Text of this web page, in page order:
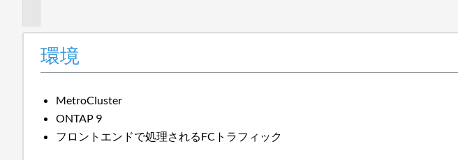
環境
MetroCluster
ONTAP 9
フロントエンドで処理されるFCトラフィック